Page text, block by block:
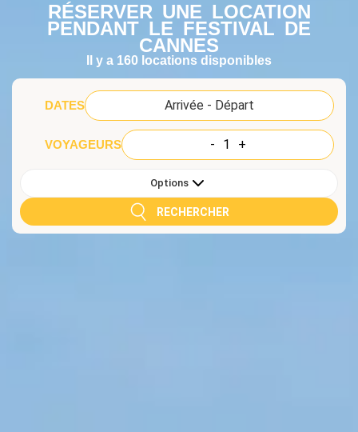
RÉSERVER UNE LOCATION
PENDANT LE FESTIVAL DE
CANNES
Il y a 160 locations disponibles
DATES
VOYAGEURS 1
Options
RECHERCHER